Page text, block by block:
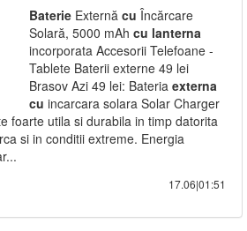
Baterie Externă cu Încărcare
Solară, 5000 mAh cu lanterna
incorporata Accesorii Telefoane -
Tablete Baterii externe 49 lei
Brasov Azi 49 lei: Bateria externa
cu incarcara solara Solar Charger
foarte utila si durabila in timp datorita
si in conditii extreme. Energia
17.06|01:51